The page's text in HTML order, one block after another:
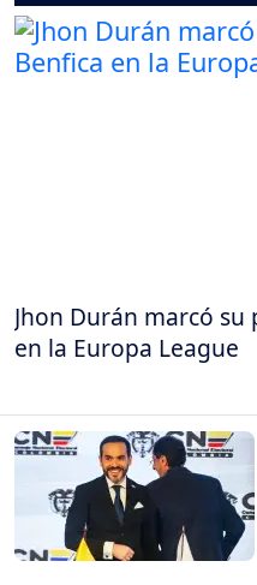
Jhon Durán marcó
en la Europa League